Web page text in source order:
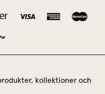
kollektioner och